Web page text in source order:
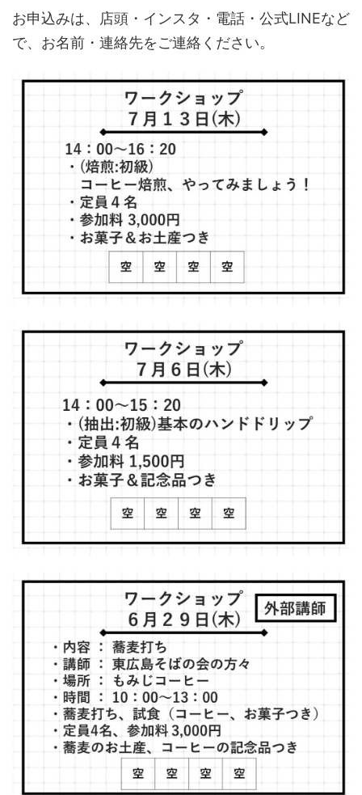
お申込みは、店頭・インスタ・電話・公式LINEなど
で、お名前・連絡先をご連絡ください。